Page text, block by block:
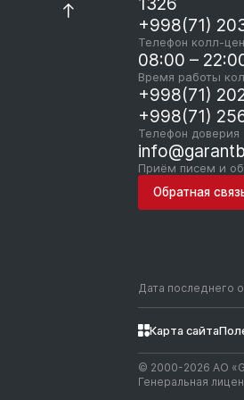
+998(71)
Телефон колл-
08:00 –
Время работы
+998(71)
+998(71)
Телефон доверия
Приём писем и
Обратная
Дата последнего
Карта сайта
© 2000-2026 АО
Генеральная